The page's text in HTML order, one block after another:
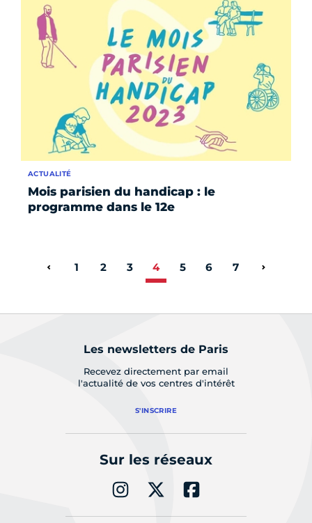
Mois parisien du handicap : le
programme dans le 12e
ACTUALITÉ
Page précédente
1 2 3 4 5 6 7 Page
Les newsletters de Paris
Recevez directement par email
l'actualité de vos centres d'intérêt
S'INSCRIRE
Sur les réseaux